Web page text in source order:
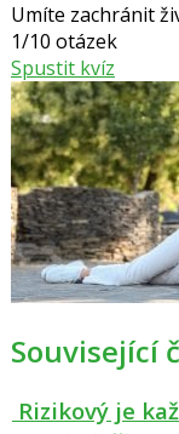
Umíte zachránit
1/10 otázek
Spustit kvíz
Související
Rizikový je